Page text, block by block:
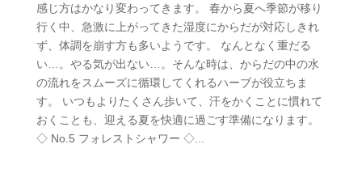
感じ方はかなり変わってきます。 春から夏へ季節が移り
行く中、急激に上がってきた湿度にからだが対応しきれ
ず、体調を崩す方も多いようです。 なんとなく重だる
い…。やる気が出ない…。そんな時は、からだの中の水
の流れをスムーズに循環してくれるハーブが役立ちま
す。 いつもよりたくさん歩いて、汗をかくことに慣れて
おくことも、迎える夏を快適に過ごす準備になります。
◇ No.5 フォレストシャワー ◇...